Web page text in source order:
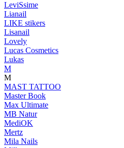
LeviSsime
Lianail
LIKE stikers
Lisanail
Lovely
Lucas Cosmetics
Lukas
M
M
MAST TATTOO
Master Book
Max Ultimate
MB Natur
MediOK
Mertz
Mila Nails